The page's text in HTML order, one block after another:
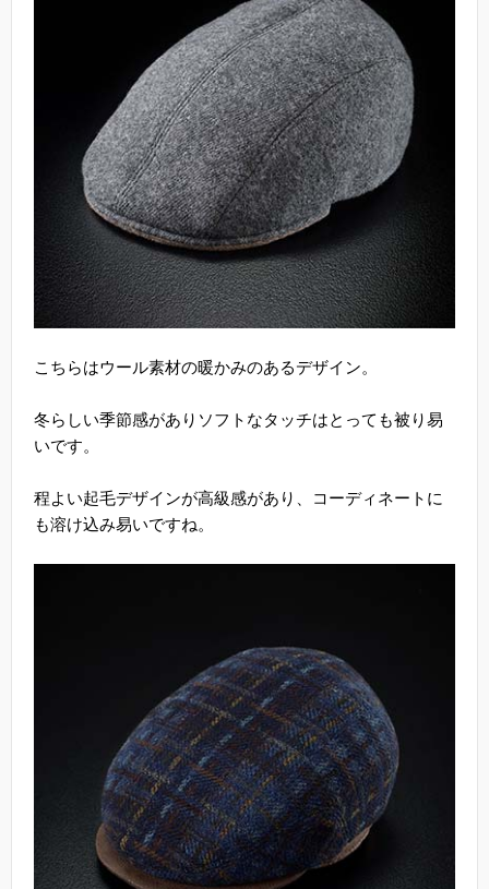
こちらはウール素材の暖かみのあるデザイン。
冬らしい季節感がありソフトなタッチはとっても被り易
いです。
程よい起毛デザインが高級感があり、コーディネートに
も溶け込み易いですね。